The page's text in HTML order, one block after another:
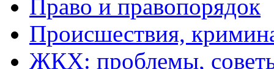
Право и правопорядок
Происшествия,
ЖКХ: проблемы,